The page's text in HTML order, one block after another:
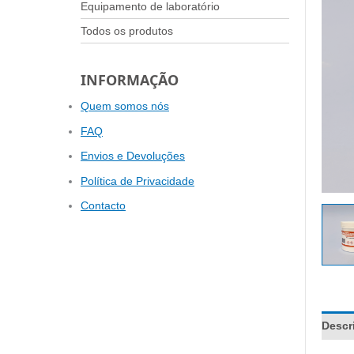
Equipamento de laboratório
Todos os produtos
INFORMAÇÃO
Quem somos nós
FAQ
Envios e Devoluções
Política de Privacidade
Contacto